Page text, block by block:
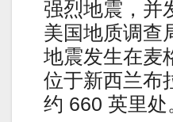
强烈地震，并
美国地质调查
地震发生在麦
位于新西兰布
约 660 英里处